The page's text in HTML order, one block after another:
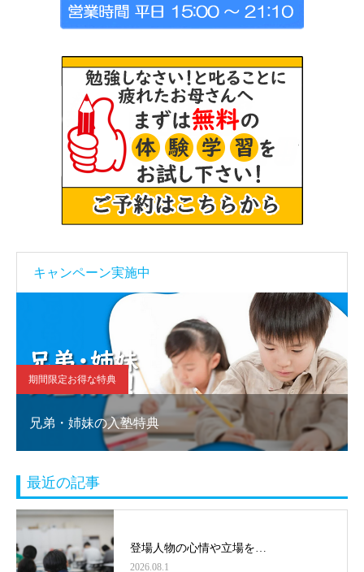
キャンペーン実施中
期間限定お得な特典
兄弟・姉妹の入塾特典
最近の記事
登場人物の心情や立場を…
2026.08.1